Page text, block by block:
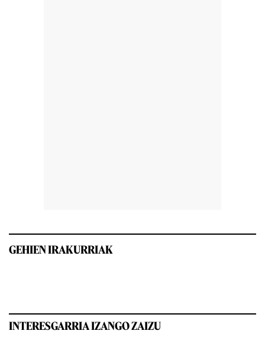
GEHIEN IRAKURRIAK
INTERESGARRIA IZANGO ZAIZU